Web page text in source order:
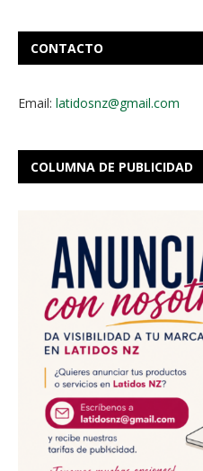
CONTACTO
Email: latidosnz@gmail.com
COLUMNA DE PUBLICIDAD